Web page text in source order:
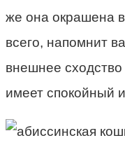
же она окрашена
всего, напомнит
внешнее
имеет спокойный